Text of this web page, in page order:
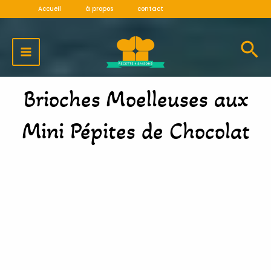
contenu
Accueil à propos contact
MENU
Brioches Moelleuses aux
Mini Pépites de Chocolat